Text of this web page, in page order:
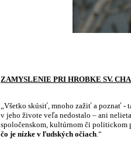
ZAMYSLENIE PRI HROBKE SV.
„Všetko skúsiť, mnoho zažiť a poznať -
v jeho živote veľa nedostalo – ani
spoločenskom, kultúrnom či
čo je nízke v ľudských očiach.“